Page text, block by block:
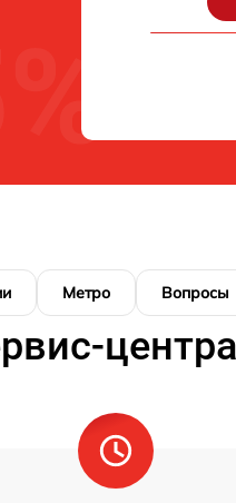
Метро Вопросы
центра